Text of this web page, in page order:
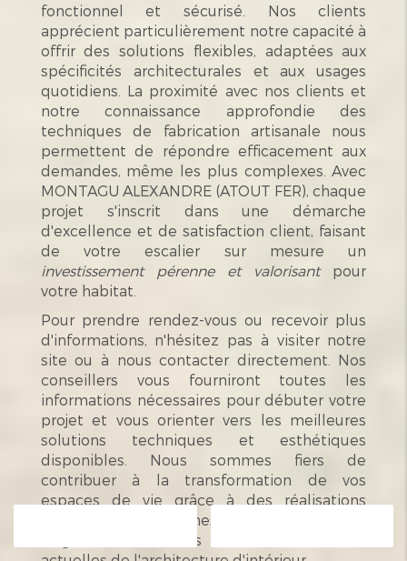
fonctionnel et sécurisé. Nos clients
apprécient particulièrement notre capacité à
offrir des solutions flexibles, adaptées aux
spécificités architecturales et aux usages
quotidiens. La proximité avec nos clients et
notre connaissance approfondie des
techniques de fabrication artisanale nous
permettent de répondre efficacement aux
demandes, même les plus complexes. Avec
MONTAGU ALEXANDRE (ATOUT FER), chaque
projet s'inscrit dans une démarche
d'excellence et de satisfaction client, faisant
de votre escalier sur mesure un
investissement pérenne et valorisantpour
votre habitat.
Pour prendre rendez-vous ou recevoir plus
d'informations, n'hésitez pas à visiter notre
site ou à nous contacter directement. Nos
conseillers vous fourniront toutes les
informations nécessaires pour débuter votre
projet et vous orienter vers les meilleures
solutions techniques et esthétiques
disponibles. Nous sommes fiers de
contribuer à la transformation de vos
espaces de vie grâce à des réalisations
soignées et sur mesure, adaptées aux
exigences modernes et aux tendances